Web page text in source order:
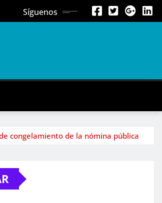
Síguenos
congelamiento de la nómina pública